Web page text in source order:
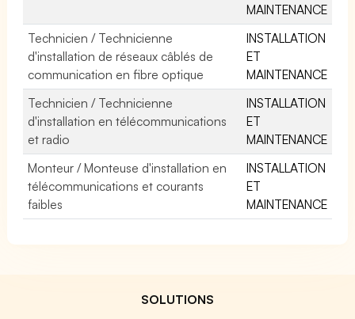
MAINTENANCE
Technicien / Technicienne
d'installation de réseaux câblés de
communication en fibre optique
INSTALLATION
ET
MAINTENANCE
Technicien / Technicienne
d'installation en télécommunications
et radio
INSTALLATION
ET
MAINTENANCE
Monteur / Monteuse d'installation en
télécommunications et courants
faibles
INSTALLATION
ET
MAINTENANCE
SOLUTIONS